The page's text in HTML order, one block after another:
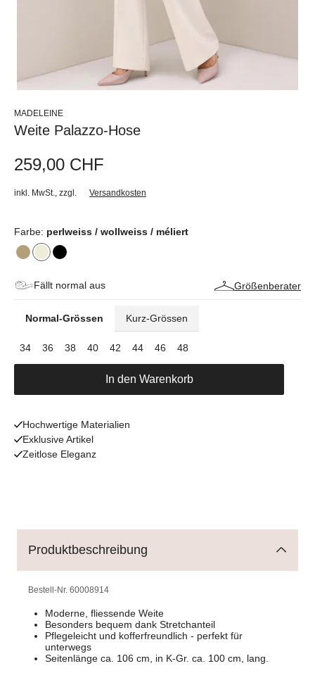
MADELEINE
Weite Palazzo-Hose
259,00 CHF
inkl. MwSt. zzgl. Versandkosten
Farbe: perlweiss / wollweiss / méliert
Fällt normal aus Größenberater
Normal-Grössen Kurz-Grössen
34 36 38 40 42 44 46 48
In den Warenkorb
Hochwertige Materialien
Exklusive Artikel
Zeitlose Eleganz
Produktbeschreibung
Bestell-Nr. 60008914
Moderne, fliessende Weite
Besonders bequem dank Stretchanteil
Pflegeleicht und kofferfreundlich - perfekt für
unterwegs
Seitenlänge ca. 106 cm, in K-Gr. ca. 100 cm, lang.